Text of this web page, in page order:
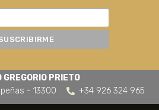
GREGORIO PRIETO
- 13300
+34 926 324 965